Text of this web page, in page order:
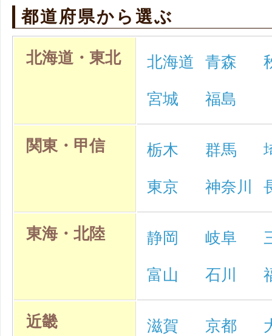
都道府県から選ぶ
北海道・東北 北海道 青森
宮城 福島
関東・甲信 栃木 群馬
東京 神奈川
東海・北陸 静岡 岐阜
富山 石川
近畿 滋賀 京都